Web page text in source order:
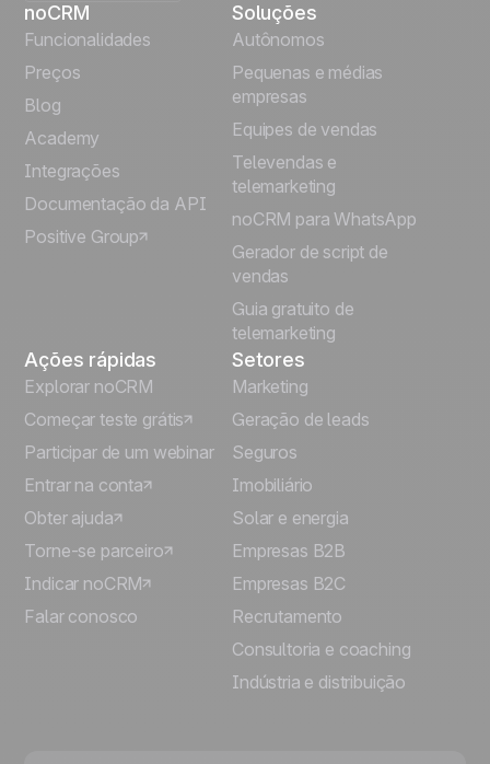
English
Français
Español
Italiano
Deutsch
noCRM
Funcionalidades
Preços
Blog
Academy
Integrações
Documentação da API
Positive Group
Soluções
Autônomos
Pequenas e médias
empresas
Equipes de vendas
Televendas e
telemarketing
noCRM para WhatsApp
Gerador de script de
vendas
Guia gratuito de
telemarketing
Ações rápidas
Explorar noCRM
Começar teste grátis
Participar de um webinar
Entrar na conta
Obter ajuda
Torne-se parceiro
Indicar noCRM
Falar conosco
Setores
Marketing
Geração de leads
Seguros
Imobiliário
Solar e energia
Empresas B2B
Empresas B2C
Recrutamento
Consultoria e coaching
Indústria e distribuição